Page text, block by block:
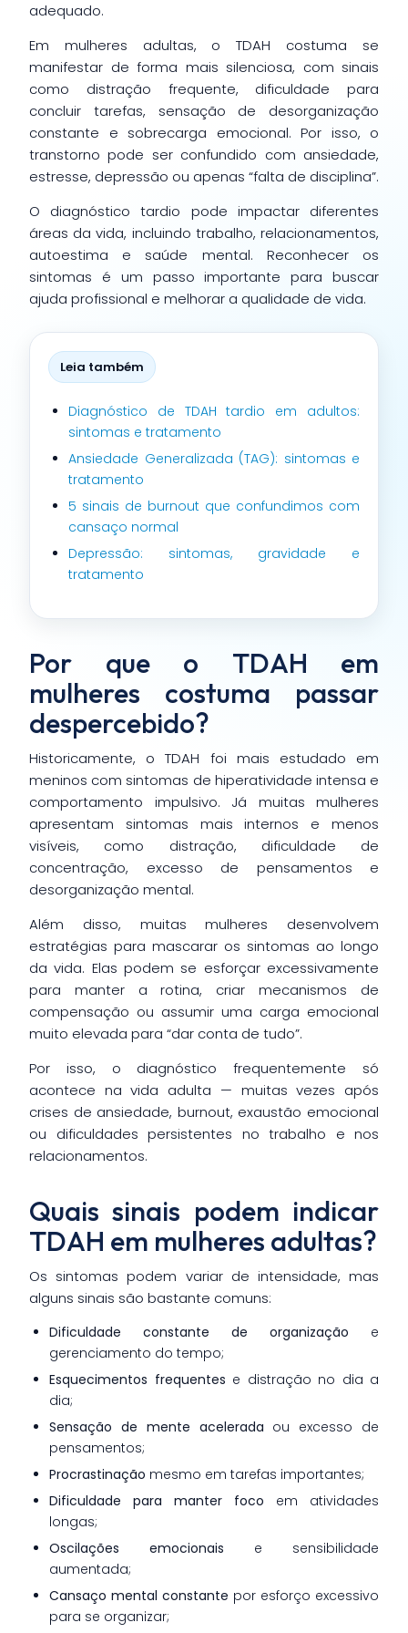
adequado.
Em mulheres adultas, o TDAH costuma se
manifestar de forma mais silenciosa, com sinais
como distração frequente, dificuldade para
concluir tarefas, sensação de desorganização
constante e sobrecarga emocional. Por isso, o
transtorno pode ser confundido com ansiedade,
estresse, depressão ou apenas “falta de disciplina”.
O diagnóstico tardio pode impactar diferentes
áreas da vida, incluindo trabalho, relacionamentos,
autoestima e saúde mental. Reconhecer os
sintomas é um passo importante para buscar
ajuda profissional e melhorar a qualidade de vida.
Leia também
Diagnóstico de TDAH tardio em adultos:
sintomas e tratamento
Ansiedade Generalizada (TAG): sintomas e
tratamento
5 sinais de burnout que confundimos com
cansaço normal
Depressão: sintomas, gravidade e
tratamento
Por que o TDAH em
mulheres costuma passar
despercebido?
Historicamente, o TDAH foi mais estudado em
meninos com sintomas de hiperatividade intensa e
comportamento impulsivo. Já muitas mulheres
apresentam sintomas mais internos e menos
visíveis, como distração, dificuldade de
concentração, excesso de pensamentos e
desorganização mental.
Além disso, muitas mulheres desenvolvem
estratégias para mascarar os sintomas ao longo
da vida. Elas podem se esforçar excessivamente
para manter a rotina, criar mecanismos de
compensação ou assumir uma carga emocional
muito elevada para “dar conta de tudo”.
Por isso, o diagnóstico frequentemente só
acontece na vida adulta — muitas vezes após
crises de ansiedade, burnout, exaustão emocional
ou dificuldades persistentes no trabalho e nos
relacionamentos.
Quais sinais podem indicar
TDAH em mulheres adultas?
Os sintomas podem variar de intensidade, mas
alguns sinais são bastante comuns:
Dificuldade constante de organização e
gerenciamento do tempo;
Esquecimentos frequentes e distração no dia a
dia;
Sensação de mente acelerada ou excesso de
pensamentos;
Procrastinação mesmo em tarefas importantes;
Dificuldade para manter foco em atividades
longas;
Oscilações emocionais e sensibilidade
aumentada;
Cansaço mental constante por esforço excessivo
para se organizar;